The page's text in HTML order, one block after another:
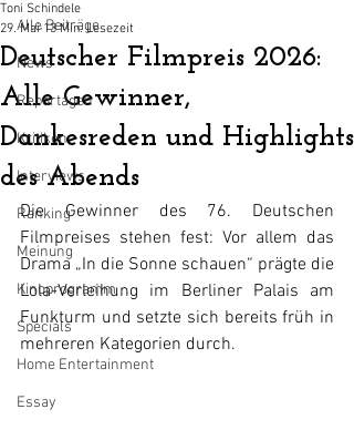
Alle Beiträge
News
Reportagen
Kritiken
Interviews
Ranking
Meinung
Kinoprogramm
Specials
Home Entertainment
Essay
Deutscher Filmpreis 2026:
Alle Gewinner,
Dankesreden und Highlights
des Abends
Toni Schindele
29. Mai 13 Min. Lesezeit
Die Gewinner des 76. Deutschen
Filmpreises stehen fest: Vor allem das
Drama „In die Sonne schauen“ prägte die
Lola-Verleihung im Berliner Palais am
Funkturm und setzte sich bereits früh in
mehreren Kategorien durch.